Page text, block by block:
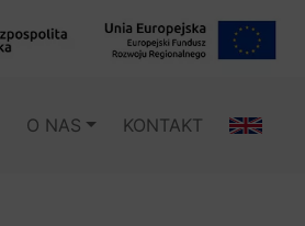
O NAS KONTAKT